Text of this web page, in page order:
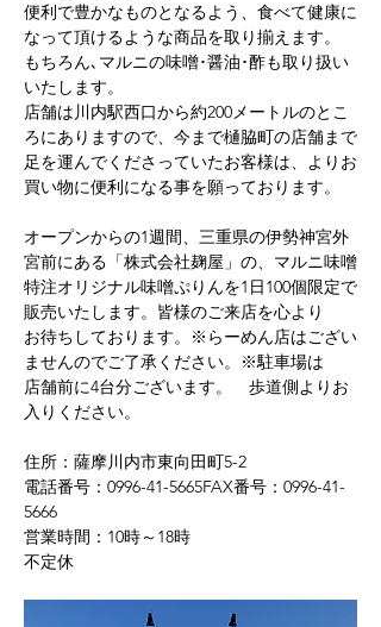
便利で豊かなものとなるよう、食べて健康に
なって頂けるような商品を取り揃えます。
もちろん､マルニの味噌･醤油･酢も取り扱い
いたします。
店舗は川内駅西口から約200メートルのとこ
ろにありますので、今まで樋脇町の店舗まで
足を運んでくださっていたお客様は、よりお
買い物に便利になる事を願っております。
オープンからの1週間、三重県の伊勢神宮外
宮前にある「株式会社麹屋」の、マルニ味噌
特注オリジナル味噌ぷりんを1日100個限定で
販売いたします。皆様のご来店を心より
お待ちしております。※らーめん店はござい
ませんのでご了承ください。※駐車場は
店舗前に4台分ございます。　歩道側よりお
入りください。
住所：薩摩川内市東向田町5-2
電話番号：0996-41-5665FAX番号：0996-41-
5666
営業時間：10時～18時
不定休